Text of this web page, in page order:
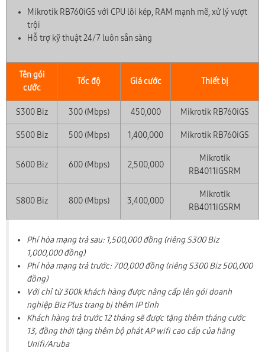
Mikrotik RB760iGS với CPU lõi kép, RAM mạnh mẽ, xử lý vượt
trội
Hỗ trợ kỹ thuật 24/7 luôn sẵn sàng
Tên gói
cước
Tốc độ Giá cước Thiết bị
S300 Biz 300 (Mbps) 450,000 Mikrotik RB760iGS
S500 Biz 500 (Mbps) 1,400,000 Mikrotik RB760iGS
S600 Biz 600 (Mbps) 2,500,000
Mikrotik
RB4011iGSRM
S800 Biz 800 (Mbps) 3,400,000
Mikrotik
RB4011iGSRM
Phí hòa mạng trả sau: 1,500,000 đồng (riêng S300 Biz
1,000,000 đồng)
Phí hòa mạng trả trước: 700,000 đồng (riêng S300 Biz 500,000
đồng)
Với chỉ từ 300k khách hàng được nâng cấp lên gói doanh
nghiệp Biz Plus trang bị thêm IP tĩnh
Khách hàng trả trước 12 tháng sẽ được tặng thêm tháng cước
13, đồng thời tặng thêm bộ phát AP wifi cao cấp của hãng
Unifi/Aruba